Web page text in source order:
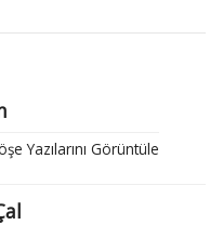
Yazılarını Görüntüle